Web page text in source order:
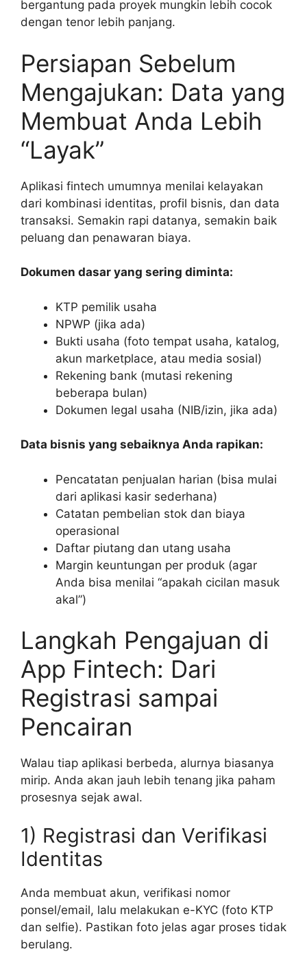
bergantung pada proyek mungkin lebih cocok
dengan tenor lebih panjang.
Persiapan Sebelum
Mengajukan: Data yang
Membuat Anda Lebih
“Layak”
Aplikasi fintech umumnya menilai kelayakan
dari kombinasi identitas, profil bisnis, dan data
transaksi. Semakin rapi datanya, semakin baik
peluang dan penawaran biaya.
Dokumen dasar yang sering diminta:
KTP pemilik usaha
NPWP (jika ada)
Bukti usaha (foto tempat usaha, katalog,
akun marketplace, atau media sosial)
Rekening bank (mutasi rekening
beberapa bulan)
Dokumen legal usaha (NIB/izin, jika ada)
Data bisnis yang sebaiknya Anda rapikan:
Pencatatan penjualan harian (bisa mulai
dari aplikasi kasir sederhana)
Catatan pembelian stok dan biaya
operasional
Daftar piutang dan utang usaha
Margin keuntungan per produk (agar
Anda bisa menilai “apakah cicilan masuk
akal”)
Langkah Pengajuan di
App Fintech: Dari
Registrasi sampai
Pencairan
Walau tiap aplikasi berbeda, alurnya biasanya
mirip. Anda akan jauh lebih tenang jika paham
prosesnya sejak awal.
1) Registrasi dan Verifikasi
Identitas
Anda membuat akun, verifikasi nomor
ponsel/email, lalu melakukan e-KYC (foto KTP
dan selfie). Pastikan foto jelas agar proses tidak
berulang.